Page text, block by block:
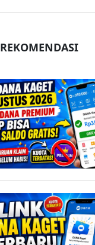
REKOMENDASI